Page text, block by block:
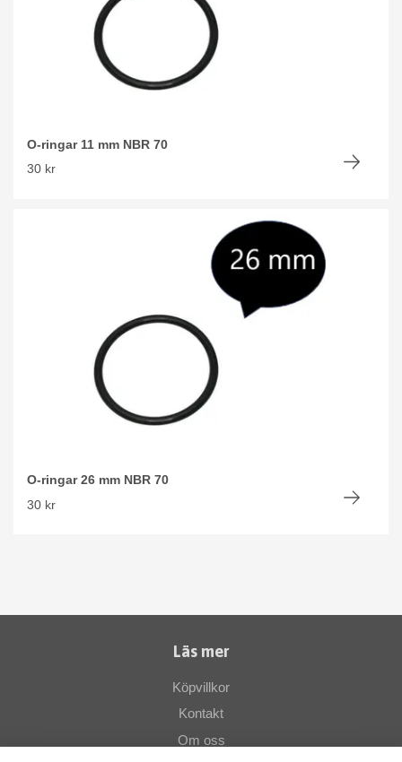
O-ringar 11 mm NBR 70
30 kr
O-ringar 26 mm NBR 70
30 kr
Läs mer
Köpvillkor
Kontakt
Om oss